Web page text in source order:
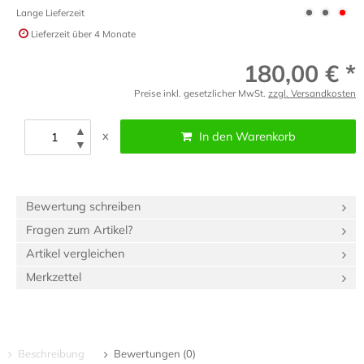
Lange Lieferzeit
Lieferzeit über 4 Monate
180,00 € *
Preise inkl. gesetzlicher MwSt. zzgl. Versandkosten
▲
▼
x In den Warenkorb
Bewertung schreiben
Fragen zum Artikel?
Artikel vergleichen
Merkzettel
Beschreibung Bewertungen (0)